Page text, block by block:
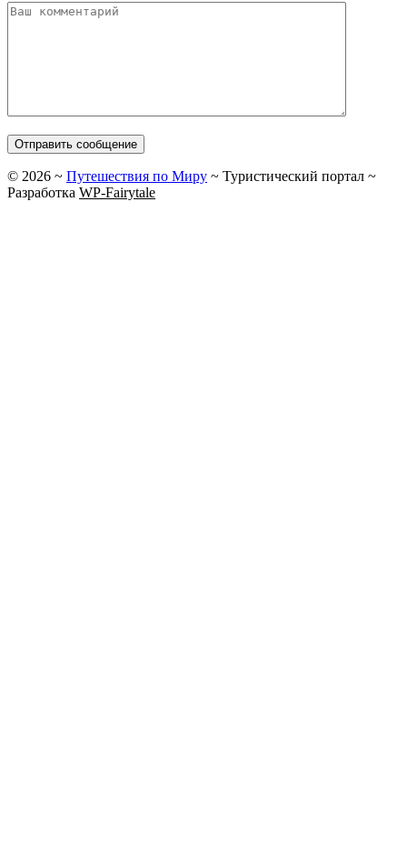
© 2026 ~ Путешествия по Миру ~ Туристический портал ~
Разработка WP-Fairytale